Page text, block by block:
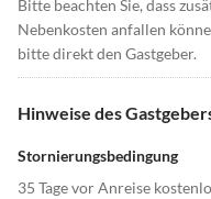
Bitte beachten Sie, dass
Nebenkosten anfallen
bitte direkt den Gastgeber.
Hinweise des
Stornierungsbedingung
35 Tage vor Anreise